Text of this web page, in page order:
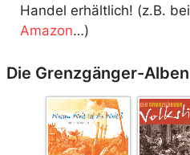
Handel erhältlich! (z.B. bei
Amazon…)
Die Grenzgänger-Alben